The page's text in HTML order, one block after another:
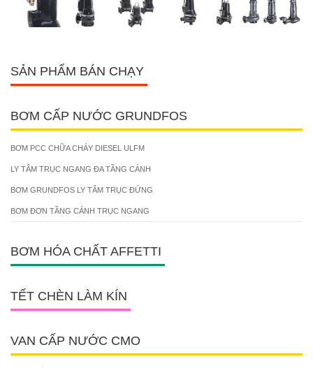
SẢN PHẨM BÁN CHẠY
BƠM CẤP NƯỚC GRUNDFOS
BƠM PCC CHỮA CHÁY DIESEL ULFM
LY TÂM TRỤC NGANG ĐA TẦNG CÁNH
BƠM GRUNDFOS LY TÂM TRỤC ĐỨNG
BƠM ĐƠN TẦNG CÁNH TRỤC NGANG
BƠM HÓA CHẤT AFFETTI
TẾT CHÈN LÀM KÍN
VAN CẤP NƯỚC CMO